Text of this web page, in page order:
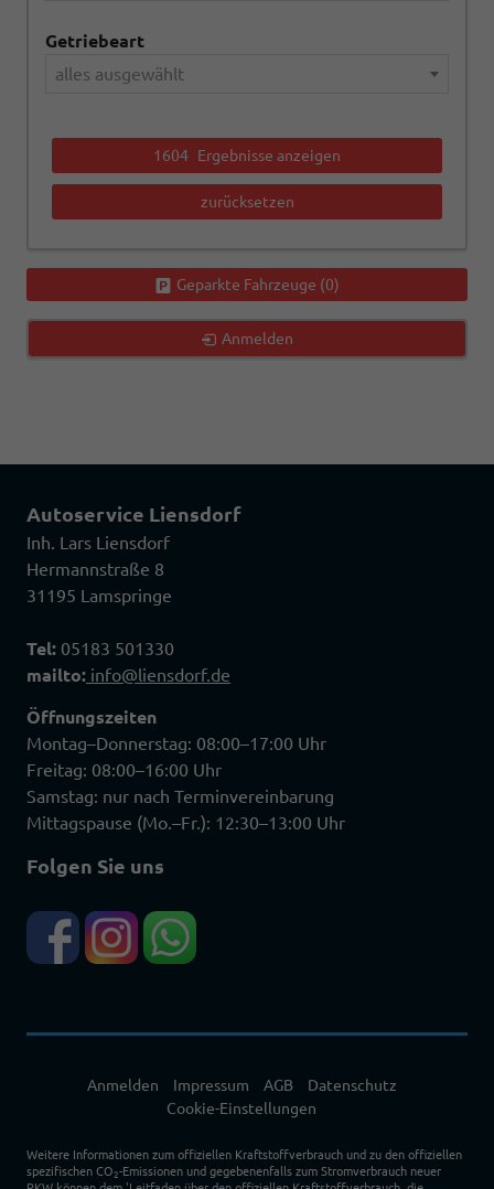
Getriebeart
alles ausgewählt
1604 Ergebnisse anzeigen
zurücksetzen
Geparkte Fahrzeuge (0)
Anmelden
Autoservice Liensdorf
Inh. Lars Liensdorf
Hermannstraße 8
31195 Lamspringe
Tel: 05183 501330
mailto: info@liensdorf.de
Öffnungszeiten
Montag–Donnerstag: 08:00–17:00 Uhr
Freitag: 08:00–16:00 Uhr
Samstag: nur nach Terminvereinbarung
Mittagspause (Mo.–Fr.): 12:30–13:00 Uhr
Folgen Sie uns
Anmelden Impressum AGB
Datenschutz
Cookie-Einstellungen
Weitere Informationen zum offiziellen Kraftstoffverbrauch und zu den offiziellen
spezifischen CO2-Emissionen und gegebenenfalls zum Stromverbrauch neuer